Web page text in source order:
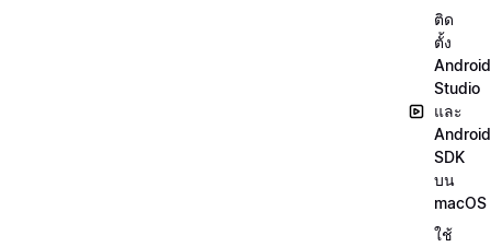
ติด
ตั้ง
Android
Studio
และ
Android
SDK
บน
macOS
ใช้